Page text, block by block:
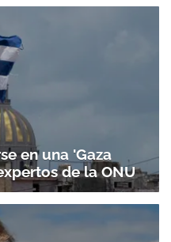
en una 'Gaza
de la ONU